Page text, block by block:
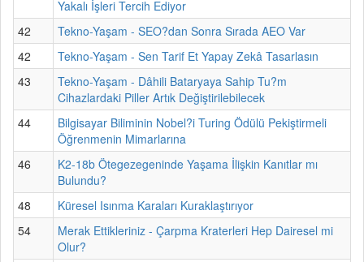
Yakalı İşleri Tercih Ediyor
42
Tekno-Yaşam - SEO?dan Sonra Sırada AEO Var
42
Tekno-Yaşam - Sen Tarif Et Yapay Zekâ Tasarlasın
43
Tekno-Yaşam - Dâhili Bataryaya Sahip Tu?m
Cihazlardaki Piller Artık Değiştirilebilecek
44
Bilgisayar Biliminin Nobel?i Turing Ödülü Pekiştirmeli
Öğrenmenin Mimarlarına
46
K2-18b Ötegezegeninde Yaşama İlişkin Kanıtlar mı
Bulundu?
48
Küresel Isınma Karaları Kuraklaştırıyor
54
Merak Ettikleriniz - Çarpma Kraterleri Hep Dairesel mi
Olur?